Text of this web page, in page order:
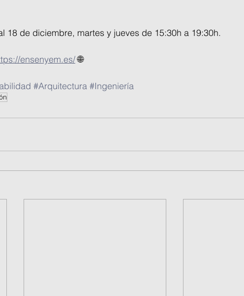
18 de diciembre, martes y jueves de 15:30h a 19:30h.
ensenyem.es/ 🌐
#Arquitectura #Ingeniería